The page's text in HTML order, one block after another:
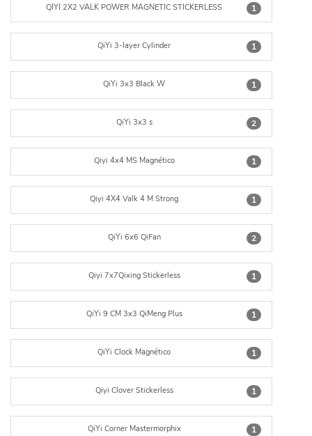
1
QIYI 2X2 VALK POWER MAGNETIC STICKERLESS
1
QiYi 3-layer Cylinder
1
QiYi 3x3 Black W
2
QiYi 3x3 s
1
Qiyi 4x4 MS Magnético
1
Qiyi 4X4 Valk 4 M Strong
2
QiYi 6x6 QiFan
1
Qiyi 7x7Qixing Stickerless
1
QiYi 9 CM 3x3 QiMeng Plus
1
QiYi Clock Magnético
1
Qiyi Clover Stickerless
1
QiYi Corner Mastermorphix